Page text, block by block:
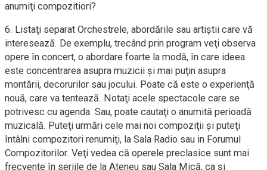
anumiţi compozitiori?
6. Listaţi separat Orchestrele, abordările sau artiştii care vă
interesează. De exemplu, trecând prin program veţi observa
opere în concert, o abordare foarte la modă, în care ideea
este concentrarea asupra muzicii şi mai puţin asupra
montării, decorurilor sau jocului. Poate că este o experienţă
nouă, care va tentează. Notaţi acele spectacole care se
potrivesc cu agenda. Sau, poate cautaţi o anumită perioadă
muzicală. Puteţi urmări cele mai noi compoziţii şi puteţi
întâlni compozitori renumiţi, la Sala Radio sau in Forumul
Compozitorilor. Veţi vedea că operele preclasice sunt mai
frecvente în seriile de la Ateneu sau Sala Mică, ca şi